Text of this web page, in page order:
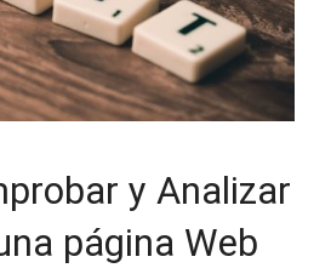
y Analizar
página Web